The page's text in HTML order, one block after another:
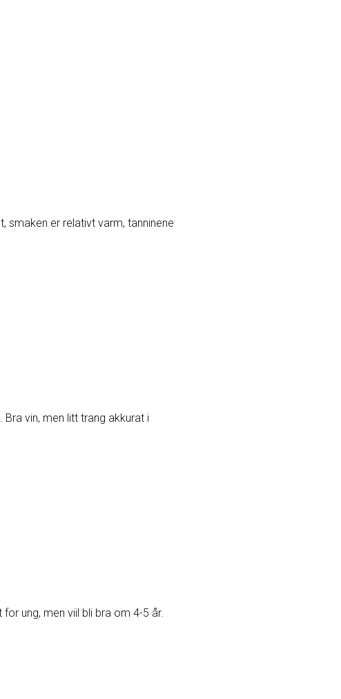
er relativt varm, tanninene
vin, men litt trang akkurat i
ung, men viil bli bra om 4-5 år.